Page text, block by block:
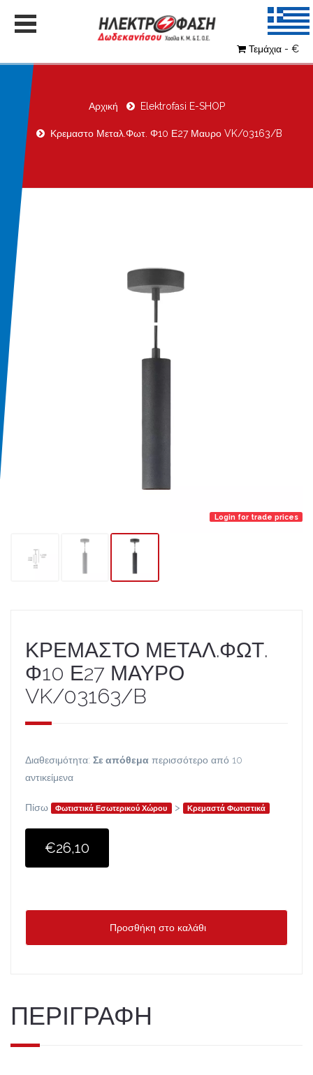
Τεμάχια - €
Αρχική Elektrofasi E-SHOP
Κρεμαστο Μεταλ.Φωτ. Φ10 Ε27 Μαυρο VK/03163/B
Login for trade prices
ΚΡΕΜΑΣΤΟ ΜΕΤΑΛ.ΦΩΤ.
Φ10 Ε27 ΜΑΥΡΟ
VK/03163/B
Διαθεσιμότητα: Σε απόθεμα περισσότερο από 10
αντικείμενα
Πίσω Φωτιστικά Εσωτερικού Χώρου > Κρεμαστά Φωτιστικά
€26,10
Προσθήκη στο καλάθι
ΠΕΡΙΓΡΑΦΗ